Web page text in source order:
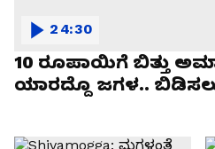
10 ರೂಪಾಯಿಗೆ ಬಿತ್ತು
ಯಾರದ್ದೊ ಜಗಳ..
24:30